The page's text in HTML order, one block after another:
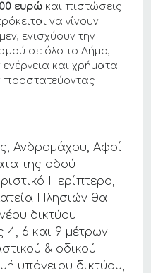
ευρώ και πιστώσεις
να γίνουν
ενισχύουν την
σε όλο το Δήμο,
και χρήματα
Ανδρομάχου, Αφοί
της οδού
Περίπτερο,
Πλησιών θα
δικτύου
4, 6 και 9 μέτρων
& οδικού
υπόγειου δικτύου,